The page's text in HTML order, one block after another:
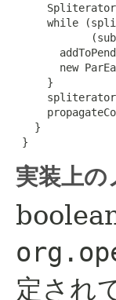
while
new
     }
   }
}
実装上の
定され